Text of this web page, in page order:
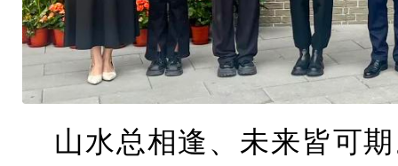
山水总相逢、未来皆可